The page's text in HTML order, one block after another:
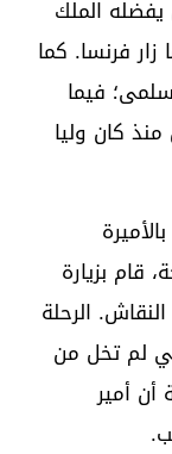
ظل يفضله الملك
فرنسا. كما
فيما
كان وليا
قام بزيارة
الرحلة
لم تخل من
أن أمير